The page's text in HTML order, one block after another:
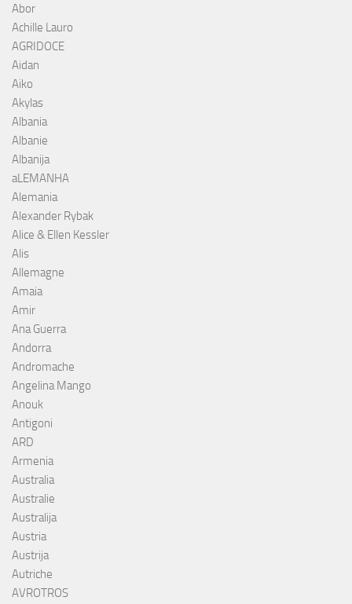
Abor
Achille Lauro
AGRIDOCE
Aidan
Aiko
Akylas
Albania
Albanie
Albanija
aLEMANHA
Alemania
Alexander Rybak
Alice & Ellen Kessler
Alis
Allemagne
Amaia
Amir
Ana Guerra
Andorra
Andromache
Angelina Mango
Anouk
Antigoni
ARD
Armenia
Australia
Australie
Australija
Austria
Austrija
Autriche
AVROTROS